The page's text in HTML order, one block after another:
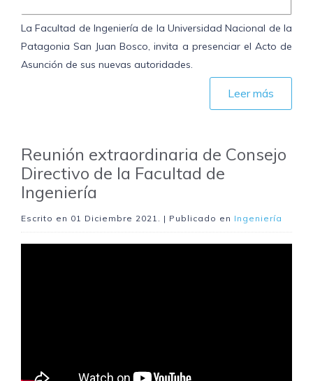
La Facultad de Ingeniería de la Universidad Nacional de la
Patagonia San Juan Bosco, invita a presenciar el Acto de
Asunción de sus nuevas autoridades.
Leer más
Reunión extraordinaria de Consejo
Directivo de la Facultad de
Ingeniería
Escrito en 01 Diciembre 2021 . | Publicado en Ingeniería